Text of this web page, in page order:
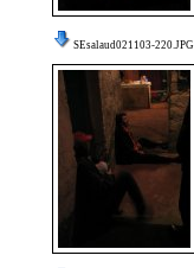
SEsalaud021103-220.JPG